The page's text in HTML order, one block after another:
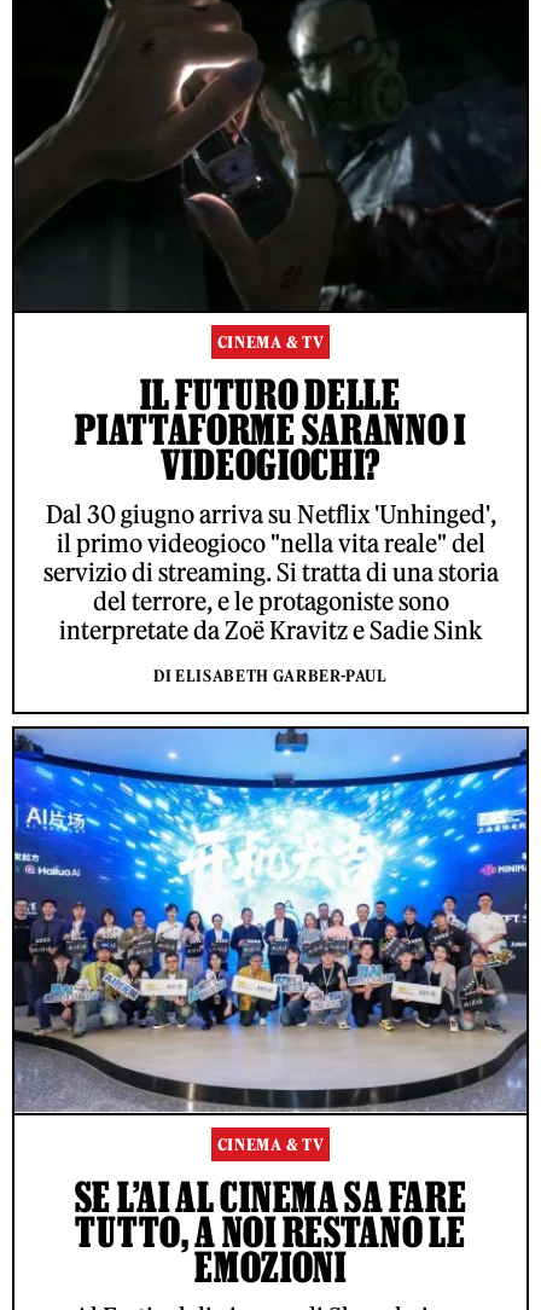
CINEMA & TV
IL FUTURO DELLE
PIATTAFORME SARANNO I
VIDEOGIOCHI?
Dal 30 giugno arriva su Netflix 'Unhinged',
il primo videogioco "nella vita reale" del
servizio di streaming. Si tratta di una storia
del terrore, e le protagoniste sono
interpretate da Zoë Kravitz e Sadie Sink
DI ELISABETH GARBER-PAUL
CINEMA & TV
SE L’AI AL CINEMA SA FARE
TUTTO, A NOI RESTANO LE
EMOZIONI